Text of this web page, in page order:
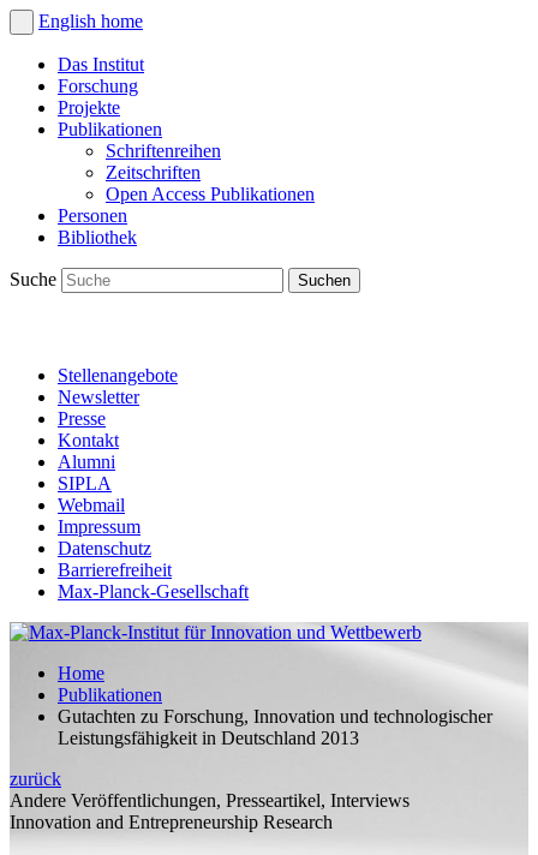
English home
Das Institut
Forschung
Projekte
Publikationen
Schriftenreihen
Zeitschriften
Open Access Publikationen
Personen
Bibliothek
Suche
Stellenangebote
Newsletter
Presse
Kontakt
Alumni
SIPLA
Webmail
Impressum
Datenschutz
Barrierefreiheit
Max-Planck-Gesellschaft
Home
Publikationen
Gutachten zu Forschung, Innovation und technologischer
Leistungsfähigkeit in Deutschland 2013
zurück
Andere Veröffentlichungen, Presseartikel, Interviews
Innovation and Entrepreneurship Research